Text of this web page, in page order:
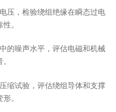
压，检验绕组绝缘在瞬态过电
。
的噪声水平，评估电磁和机械
缩试验，评估绕组导体和支撑
。